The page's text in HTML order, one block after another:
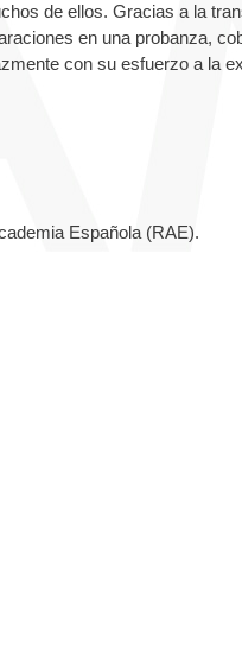
de ellos. Gracias a la
en una probanza,
con su esfuerzo a la
Española (RAE).